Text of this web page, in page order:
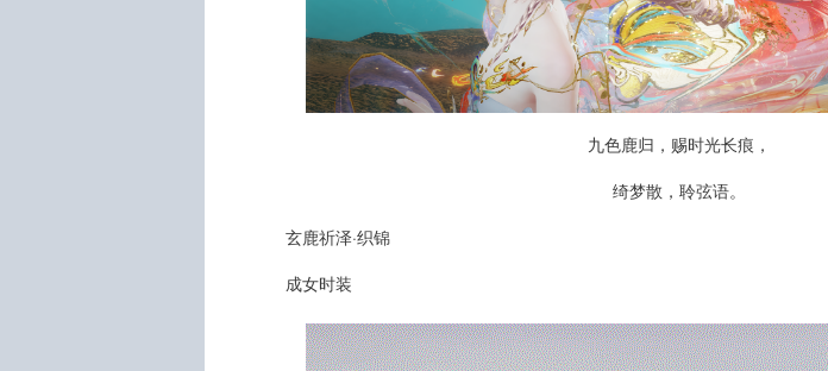
九色鹿归，赐时光长痕，
绮梦散，聆弦语。
玄鹿祈泽·织锦
成女时装